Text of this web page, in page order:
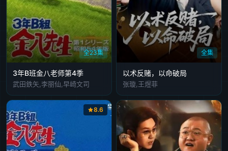
全23集
3年B班金八老师第4季
武田鉄矢,李丽仙,早崎文司
全集
以术反赌，以命破局
张璇,王煜菲
8.6